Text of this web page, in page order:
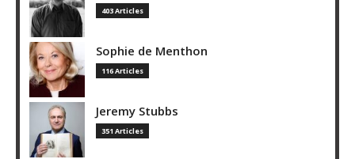
403 Articles
Sophie de Menthon
116 Articles
Jeremy Stubbs
351 Articles